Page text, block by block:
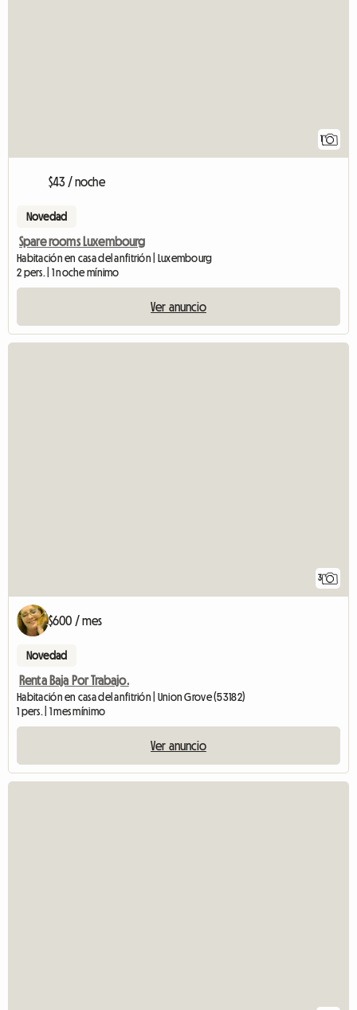
1
$43 / noche
Novedad
Spare rooms Luxembourg
Habitación en casa del anfitrión | Luxembourg
2 pers. | 1 noche mínimo
Ver anuncio
3
$600 / mes
Novedad
Renta Baja Por Trabajo.
Habitación en casa del anfitrión | Union Grove (53182)
1 pers. | 1 mes mínimo
Ver anuncio